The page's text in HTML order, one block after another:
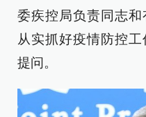
委疾控局负责同志
从实抓好疫情防控
提问。